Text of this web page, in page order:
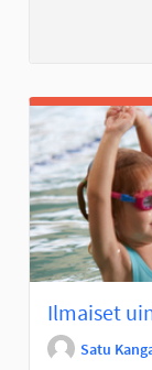
Ilmaiset
Satu